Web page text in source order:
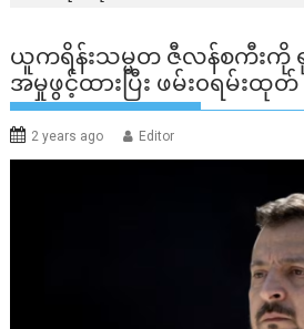
ယူကရိန်းသမ္မတ ဇီလန်စကီးကို
အမှုဖွင့်ထားပြီး ဖမ်း၀ရမ်းထုတ်
2 years ago Editor